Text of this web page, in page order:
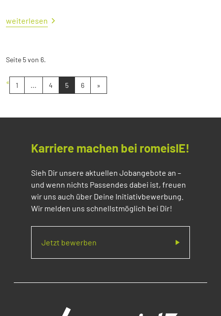
weiterlesen
Seite 5 von 6.
« 1 ... 4 5 6 »
Karriere machen bei romeisIE!
Sieh Dir unsere aktuellen Jobangebote an –
und wenn nichts Passendes dabei ist, freuen
wir uns auch über Deine Initiativbewerbung.
Wir melden uns schnellstmöglich bei Dir!
Jetzt bewerben